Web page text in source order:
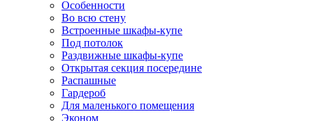
Особенности
Во всю стену
Встроенные шкафы-купе
Под потолок
Раздвижные шкафы-купе
Открытая секция посередине
Распашные
Гардероб
Для маленького помещения
Эконом